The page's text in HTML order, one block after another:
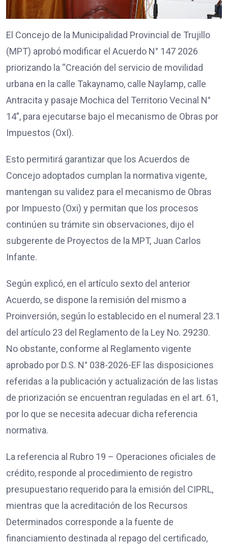
El Concejo de la Municipalidad Provincial de Trujillo
(MPT) aprobó modificar el Acuerdo N° 147 2026
priorizando la “Creación del servicio de movilidad
urbana en la calle Takaynamo, calle Naylamp, calle
Antracita y pasaje Mochica del Territorio Vecinal N°
14”, para ejecutarse bajo el mecanismo de Obras por
Impuestos (OxI).
Esto permitirá garantizar que los Acuerdos de
Concejo adoptados cumplan la normativa vigente,
mantengan su validez para el mecanismo de Obras
por Impuesto (Oxi) y permitan que los procesos
continúen su trámite sin observaciones, dijo el
subgerente de Proyectos de la MPT, Juan Carlos
Infante.
Según explicó, en el artículo sexto del anterior
Acuerdo, se dispone la remisión del mismo a
Proinversión, según lo establecido en el numeral 23.1
del artículo 23 del Reglamento de la Ley No. 29230.
No obstante, conforme al Reglamento vigente
aprobado por D.S. N° 038-2026-EF las disposiciones
referidas a la publicación y actualización de las listas
de priorización se encuentran reguladas en el art. 61,
por lo que se necesita adecuar dicha referencia
normativa.
La referencia al Rubro 19 – Operaciones oficiales de
crédito, responde al procedimiento de registro
presupuestario requerido para la emisión del CIPRL,
mientras que la acreditación de los Recursos
Determinados corresponde a la fuente de
financiamiento destinada al repago del certificado,